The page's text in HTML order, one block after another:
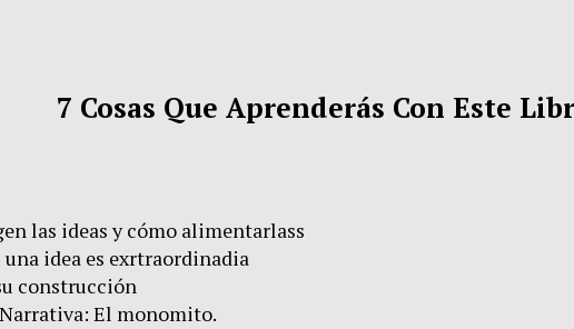
7 Cosas Que Aprenderás Con Este
las ideas y cómo alimentarlass
una idea es exrtraordinadia
construcción
El monomito.